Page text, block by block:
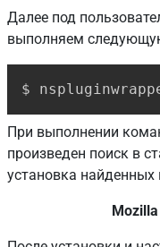
Далее под
выполняем
$
При выполнении
произведен поиск в
установка найденных